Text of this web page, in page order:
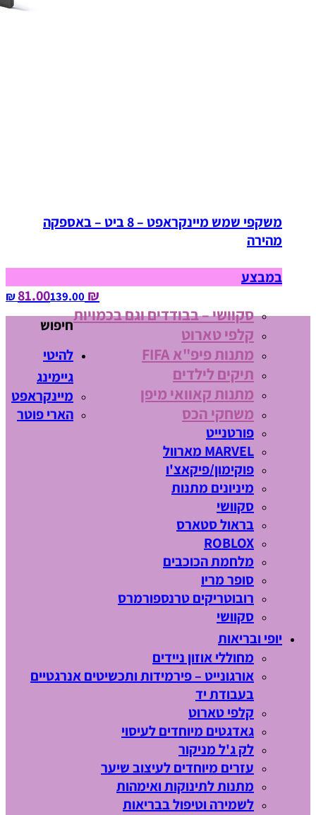
משקפי שמש מיינקראפט – 8 ביט – באספקה
מהירה
במבצע
₪ 81.00
139.00‏ ₪
סקוושי – בבודדים וגם בכמויות
קלפי טארוט
מתנות פיפ"א FIFA
תיקים לילדים
מתנות קאוואי מיפן
משחקי הכס
חיפוש
להיטי
גיימינג
מיינקראפט
הארי פוטר
פורטנייט
MARVEL מארוול
פוקימון/פיקאצ'ו
מיניונים מתנות
סקוושי
בראול סטארס
ROBLOX
מלחמת הכוכבים
סופר מריו
רובוטריקים טרנספורמרס
סקוושי
יופי ובריאות
מחוללי אוזון ניידים
אורגונייט – פירמידות ותכשיטים אנרגטיים
בעבודת יד
קלפי טארוט
גאדגטים מיוחדים לעיסוי
לק ג'ל מניקור
עזרים מיוחדים לעיצוב שיער
מתנות לתינוקות ואימהות
לשמירה וטיפול בבריאות